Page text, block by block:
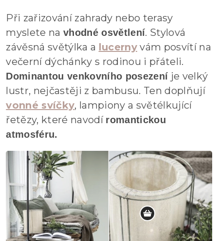
Při zařizování zahrady nebo terasy
myslete na vhodné osvětlení. Stylová
závěsná světýlka a lucernyvám posvítí na
večerní dýchánky s rodinou i přáteli.
Dominantou venkovního posezení je velký
lustr, nejčastěji z bambusu. Ten doplňují
vonné svíčky, lampiony a světélkující
řetězy, které navodí romantickou
atmosféru.